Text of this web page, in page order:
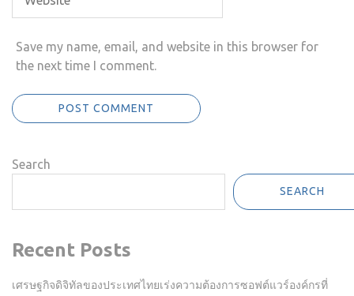
Save my name, email, and website in this browser for
the next time I comment.
Search
SEARCH
Recent Posts
เศรษฐกิจดิจิทัลของประเทศไทยเร่งความต้องการซอฟต์แวร์องค์กรที่